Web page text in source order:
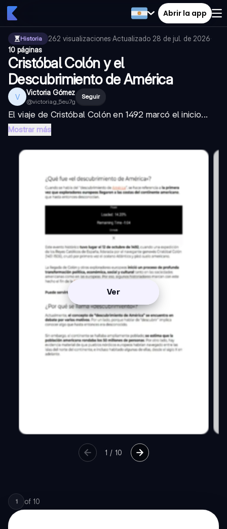
Abrir la app
Historia 262 visualizaciones·Actualizado 28 de jul. de 2026·
10 páginas
Cristóbal Colón y el
Descubrimiento de América
V Victoria Gómez
@victoriag_5eu7g
Seguir
El viaje de Cristóbal Colón en 1492 marcó el inicio...
Mostrar más
Ver
1 / 10
1 of 10